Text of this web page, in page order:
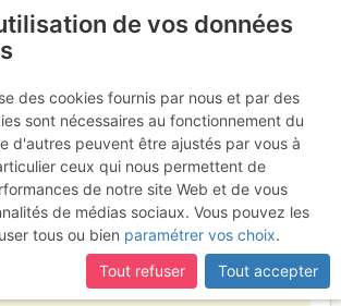
Bœufs : Paroi
Vendredi 26 mai 2017
France Haute-Savoie Bauges
de vos données
des cookies fournis par nous et par des
sont nécessaires au fonctionnement du
d'autres peuvent être ajustés par vous à
ceux qui nous permettent de
de notre site Web et de vous
de médias sociaux. Vous pouvez les
tous ou bien paramétrer vos choix.
Tout refuser
Tout accepter